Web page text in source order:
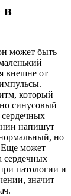
в
может быть
внешне от
который
синусовый
напишут
но
Еще может
сердечных
патологии и
значит